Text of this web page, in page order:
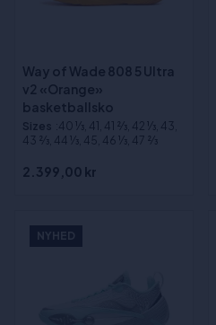
Way of Wade 808 5 Ultra
v2 «Orange»
basketballsko
Sizes :40 1⁄3, 41, 41 2⁄3, 42 1⁄3, 43,
43 2⁄3, 44 1⁄3, 45, 46 1⁄3, 47 2⁄3
2.399,00 kr
NYHED